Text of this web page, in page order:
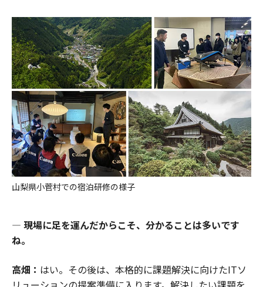
山梨県小菅村での宿泊研修の様子
― 現場に足を運んだからこそ、分かることは多いです
ね。
高畑： はい。その後は、本格的に課題解決に向けたITソ